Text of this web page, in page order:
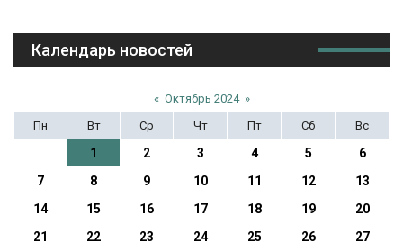
Календарь новостей
« Октябрь 2024 »
Пн
Вт Ср Чт Пт Сб Вс
1 2 3 4 5
6
7
8 9 10 11 12
13
14
15 16 17 18 19
20
21
22 23 24 25 26
27